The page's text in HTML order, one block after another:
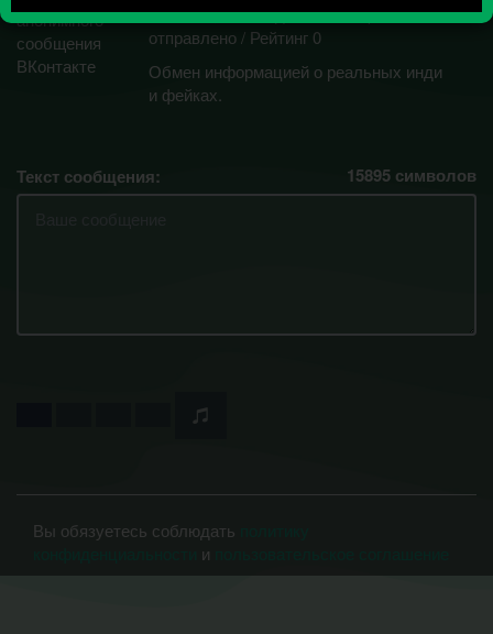
Всего 10, за сегодня 0 сообщений
отправлено / Рейтинг 0
Обмен информацией о реальных инди
и фейках.
Текст сообщения: 15895 символов
Вы обязуетесь соблюдать
и